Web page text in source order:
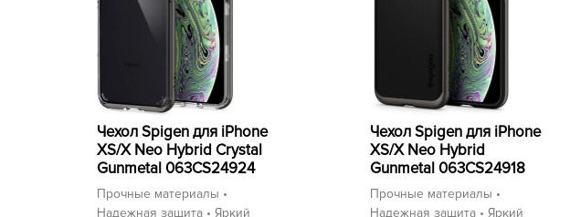
Чехол Spigen для iPhone
XS/X Neo Hybrid Crystal
Gunmetal 063CS24924
Прочные материалы •
Надежная защита • Яркий
Чехол Spigen для iPhone
XS/X Neo Hybrid
Gunmetal 063CS24918
Прочные материалы •
Надежная защита • Яркий